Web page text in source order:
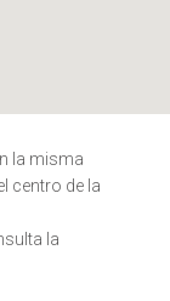
la misma
centro de la
la